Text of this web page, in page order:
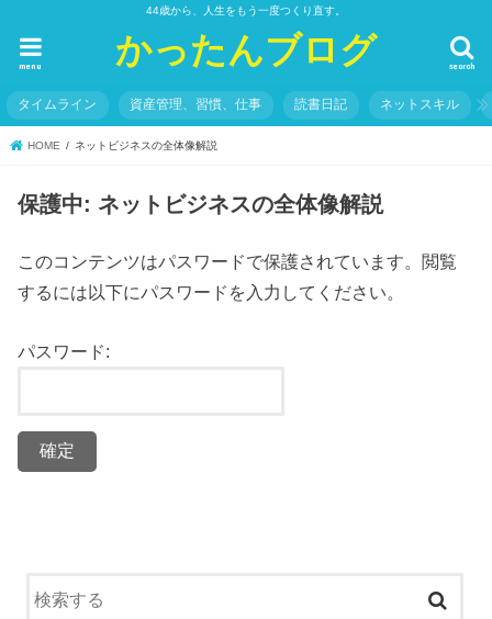
44歳から、人生をもう一度つくり直す。
かったんブログ search
menu
タイムライン 資産管理、習慣、仕事 読書日記 ネットスキル
HOME ネットビジネスの全体像解説
保護中: ネットビジネスの全体像解説
このコンテンツはパスワードで保護されています。閲覧
するには以下にパスワードを入力してください。
パスワード: